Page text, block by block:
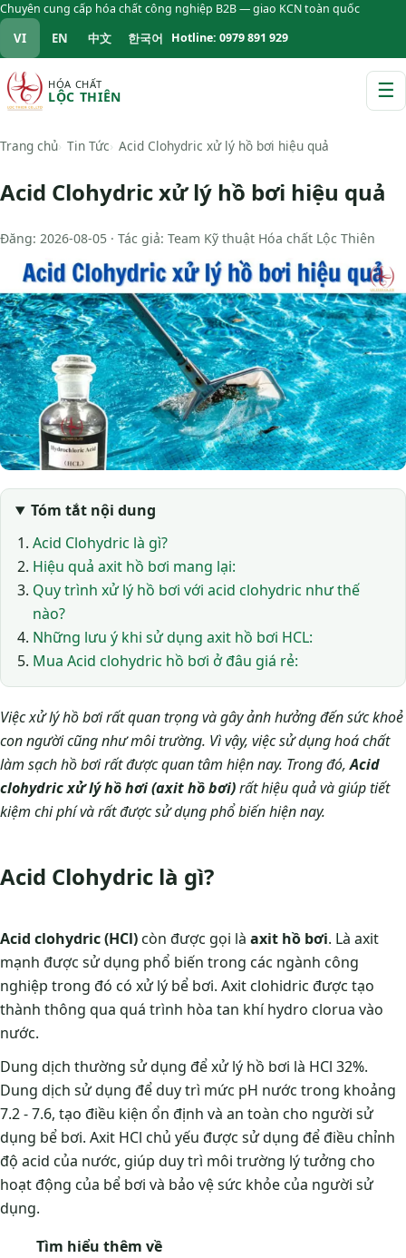
Chuyên cung cấp hóa chất công nghiệp B2B — giao KCN toàn quốc
VI EN 中文 한국어 Hotline: 0979 891 929
HÓA CHẤT
LỘC THIÊN ☰
Trang chủ Tin Tức Acid Clohydric xử lý hồ bơi hiệu quả
Acid Clohydric xử lý hồ bơi hiệu quả
Đăng: 2026-08-05 · Tác giả: Team Kỹ thuật Hóa chất Lộc Thiên
Tóm tắt nội dung
Acid Clohydric là gì?
Hiệu quả axit hồ bơi mang lại:
Quy trình xử lý hồ bơi với acid clohydric như thế
nào?
Những lưu ý khi sử dụng axit hồ bơi HCL:
Mua Acid clohydric hồ bơi ở đâu giá rẻ:
Việc xử lý hồ bơi rất quan trọng và gây ảnh hưởng đến sức khoẻ
con người cũng như môi trường. Vì vậy, việc sử dụng hoá chất
làm sạch hồ bơi rất được quan tâm hiện nay. Trong đó,Acid
clohydric xử lý hồ hơi (axit hồ bơi)rất hiệu quả và giúp tiết
kiệm chi phí và rất được sử dụng phổ biến hiện nay.
Acid Clohydric là gì?
Acid clohydric(HCl)còn được gọi là axit hồ bơi. Là axit
mạnh được sử dụng phổ biến trong các ngành công
nghiệp trong đó có xử lý bể bơi. Axit clohidric được tạo
thành thông qua quá trình hòa tan khí hydro clorua vào
nước.
Dung dịch thường sử dụng để xử lý hồ bơi là HCl 32%.
Dung dịch sử dụng để duy trì mức pH nước trong khoảng
7.2 - 7.6, tạo điều kiện ổn định và an toàn cho người sử
dụng bể bơi. Axit HCl chủ yếu được sử dụng để điều chỉnh
độ acid của nước, giúp duy trì môi trường lý tưởng cho
hoạt động của bể bơi và bảo vệ sức khỏe của người sử
dụng.
Tìm hiểu thêm về